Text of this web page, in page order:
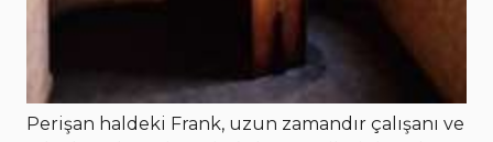
Perişan haldeki Frank, uzun zamandır çalışanı ve